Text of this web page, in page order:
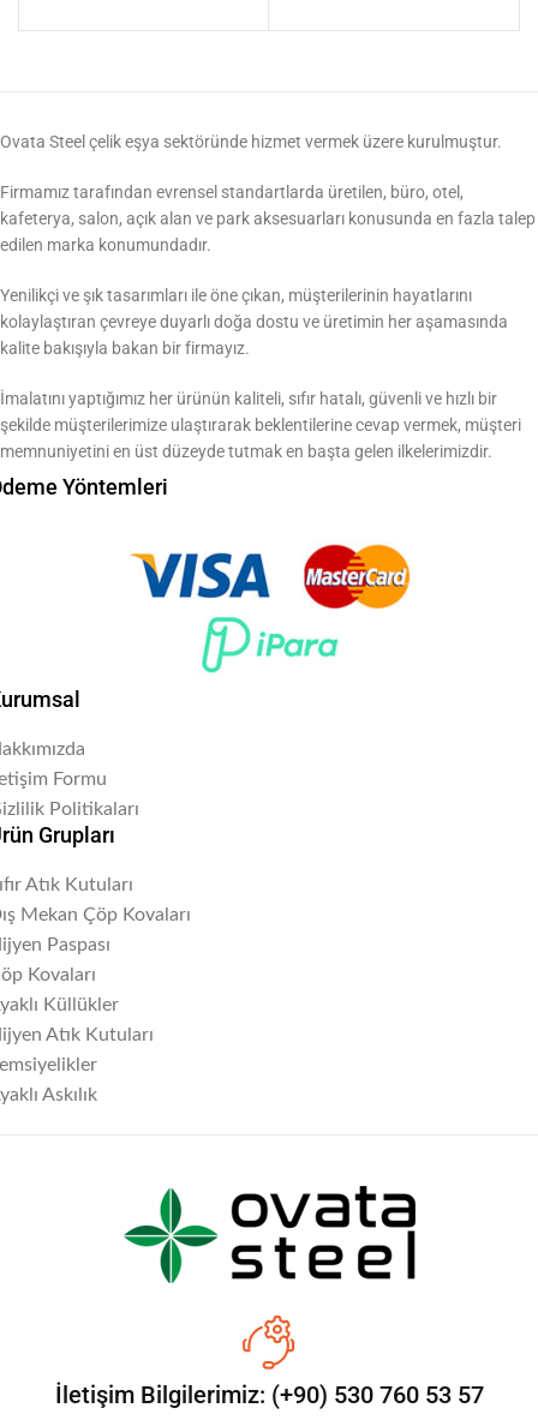
Ovata Steel çelik eşya sektöründe hizmet vermek üzere kurulmuştur.
Firmamız tarafından evrensel standartlarda üretilen, büro, otel,
kafeterya, salon, açık alan ve park aksesuarları konusunda en fazla talep
edilen marka konumundadır.
Yenilikçi ve şık tasarımları ile öne çıkan, müşterilerinin hayatlarını
kolaylaştıran çevreye duyarlı doğa dostu ve üretimin her aşamasında
kalite bakışıyla bakan bir firmayız.
İmalatını yaptığımız her ürünün kaliteli, sıfır hatalı, güvenli ve hızlı bir
şekilde müşterilerimize ulaştırarak beklentilerine cevap vermek, müşteri
memnuniyetini en üst düzeyde tutmak en başta gelen ilkelerimizdir.
Yöntemleri
Formu
Politikaları
Grupları
Atık Kutuları
Mekan Çöp Kovaları
Paspası
Kovaları
Küllükler
Atık Kutuları
Askılık
İletişim Bilgilerimiz: (+90) 530 760 53 57